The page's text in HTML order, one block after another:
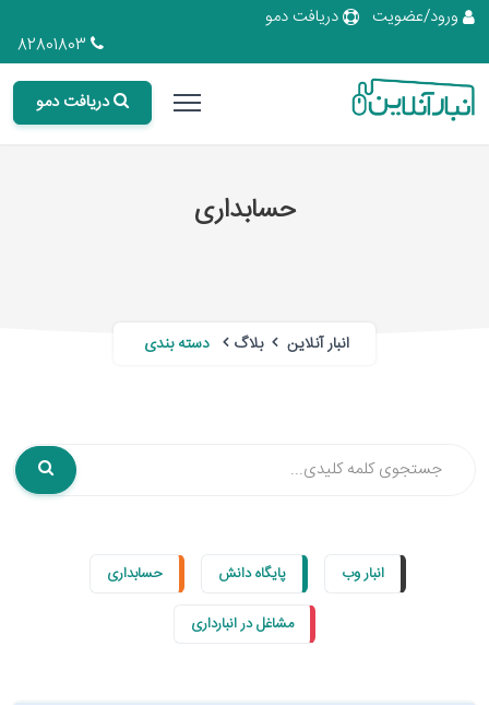
ورود/عضویت
دریافت دمو
دریافت دمو
حسابداری
انبار آنلاین بلاگ دسته بندی
انبار وب پایگاه دانش حسابداری
مشاغل در انبارداری